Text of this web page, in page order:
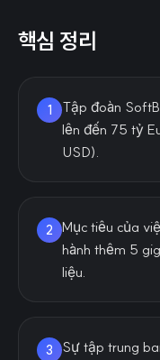
핵심 정리
1
Tập đoàn
lên đến 75 tỷ
USD).
2
Mục tiêu của
hành thêm 5
liệu.
3
Sự tập trung